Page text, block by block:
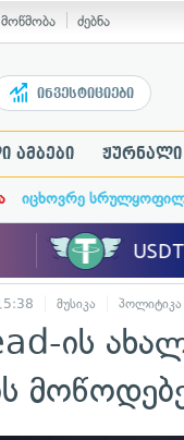
ძებნა
ინვესტიციები
ამბები ჟურნალი
იცხოვრე
მუსიკა პოლიტიკა
ის